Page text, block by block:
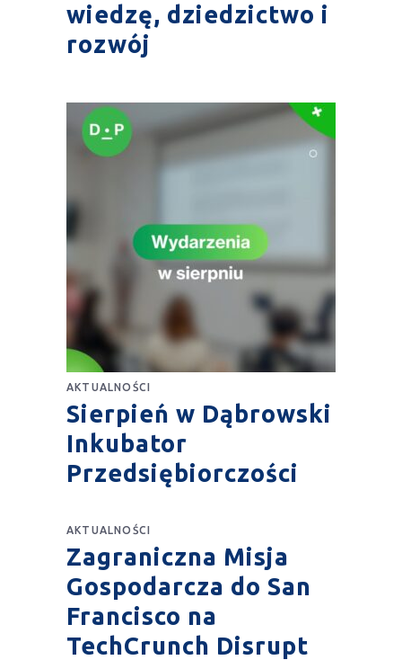
wiedzę, dziedzictwo i
rozwój
AKTUALNOŚCI
Sierpień w Dąbrowski
Inkubator
Przedsiębiorczości
AKTUALNOŚCI
Zagraniczna Misja
Gospodarcza do San
Francisco na
TechCrunch Disrupt